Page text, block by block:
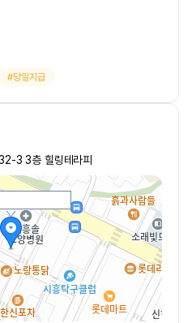
당일지급
3 3층 힐링테라피